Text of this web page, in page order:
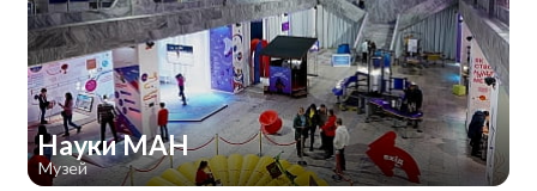
Науки МАН
Музей